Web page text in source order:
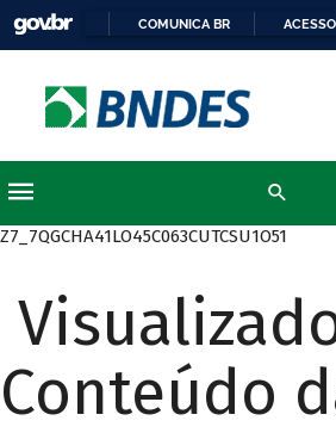
COMUNICA BR
Z7_7QGCHA41LO45C063CUTCSU1O51
Conteúdo